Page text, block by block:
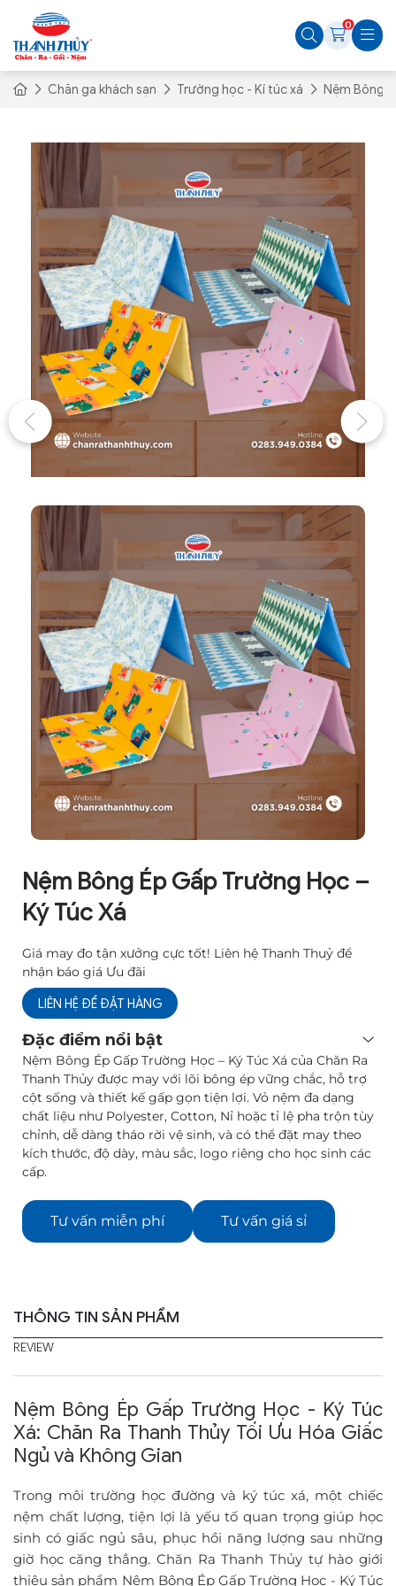
0
Chăn ga khách sạn Trường học - Kí túc xá Nệm Bông
Nệm Bông Ép Gấp Trường Học –
Ký Túc Xá
Giá may đo tận xưởng cực tốt! Liên hệ Thanh Thuỷ để
nhận báo giá Ưu đãi
LIÊN HỆ ĐỂ ĐẶT HÀNG
Đặc điểm nổi bật
Nệm Bông Ép Gấp Trường Học – Ký Túc Xá của Chăn Ra
Thanh Thủy được may với lõi bông ép vững chắc, hỗ trợ
cột sống và thiết kế gấp gọn tiện lợi. Vỏ nệm đa dạng
chất liệu như Polyester, Cotton, Nỉ hoặc tỉ lệ pha trộn tùy
chỉnh, dễ dàng tháo rời vệ sinh, và có thể đặt may theo
kích thước, độ dày, màu sắc, logo riêng cho học sinh các
cấp.
Tư vấn miễn phí Tư vấn giá sỉ
THÔNG TIN SẢN PHẨM
REVIEW
Nệm Bông Ép Gấp Trường Học - Ký Túc
Xá: Chăn Ra Thanh Thủy Tối Ưu Hóa Giấc
Ngủ và Không Gian
Trong môi trường học đường và ký túc xá, một chiếc
nệm chất lượng, tiện lợi là yếu tố quan trọng giúp học
sinh có giấc ngủ sâu, phục hồi năng lượng sau những
giờ học căng thẳng. Chăn Ra Thanh Thủy tự hào giới
thiệu sản phẩm Nệm Bông Ép Gấp Trường Học - Ký Túc